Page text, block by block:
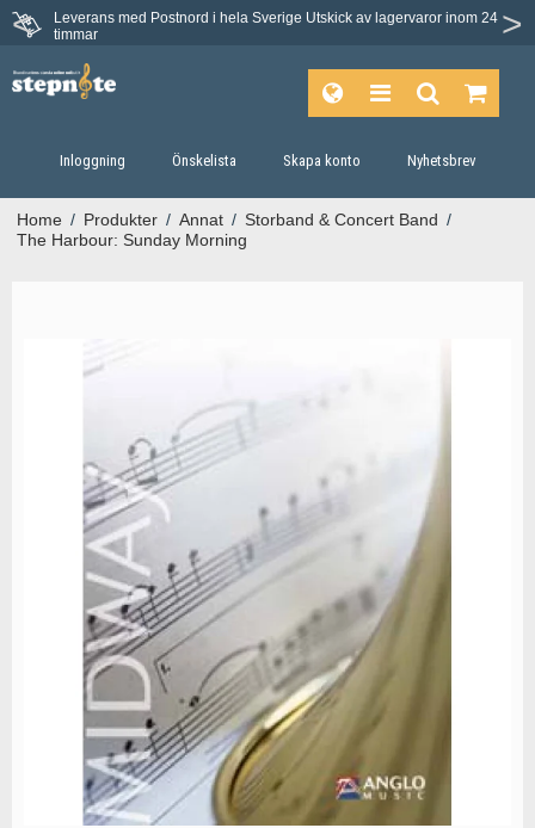
Leverans med Postnord i hela Sverige Utskick av lagervaror inom 24
timmar
Du har 30 dagars ångerrätt.
Inloggning Önskelista Skapa konto Nyhetsbrev
Home / Produkter / Annat / Storband & Concert Band /
The Harbour: Sunday Morning